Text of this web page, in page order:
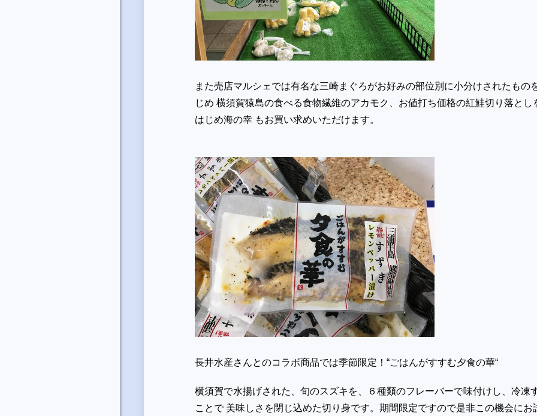
また売店マルシェでは有名な三崎まぐろがお好みの部位別に小分けされたもの
じめ 横須賀猿島の食べる食物繊維のアカモク、お値打ち価格の紅鮭切り落とし
はじめ海の幸 もお買い求めいただけます。
長井水産さんとのコラボ商品では季節限定！“ごはんがすすむ夕食の華“
横須賀で水揚げされた、旬のスズキを、６種類のフレーバーで味付けし、冷凍
ことで 美味しさを閉じ込めた切り身です。期間限定ですので是非この機会にお